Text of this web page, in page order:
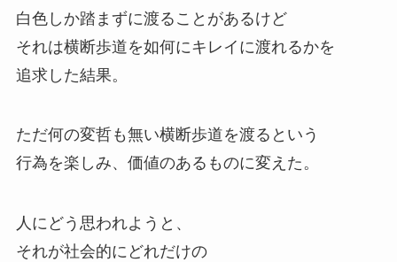
白色しか踏まずに渡ることがあるけど
それは横断歩道を如何にキレイに渡れるかを
追求した結果。
ただ何の変哲も無い横断歩道を渡るという
行為を楽しみ、価値のあるものに変えた。
人にどう思われようと、
それが社会的にどれだけの